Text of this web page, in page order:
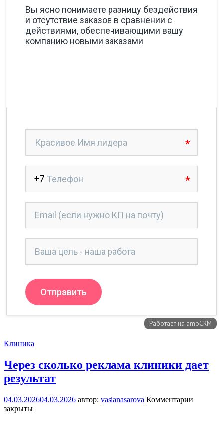
Клиника
Через сколько реклама клиники дает
результат
04.03.202604.03.2026 автор: vasianasarova Комментарии
закрыты